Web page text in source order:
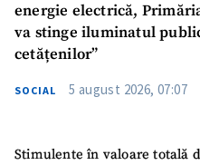
energie electrică,
va stinge iluminatul
cetățenilor”
SOCIAL 5 august 2026, 07:07
Stimulente în valoare totală